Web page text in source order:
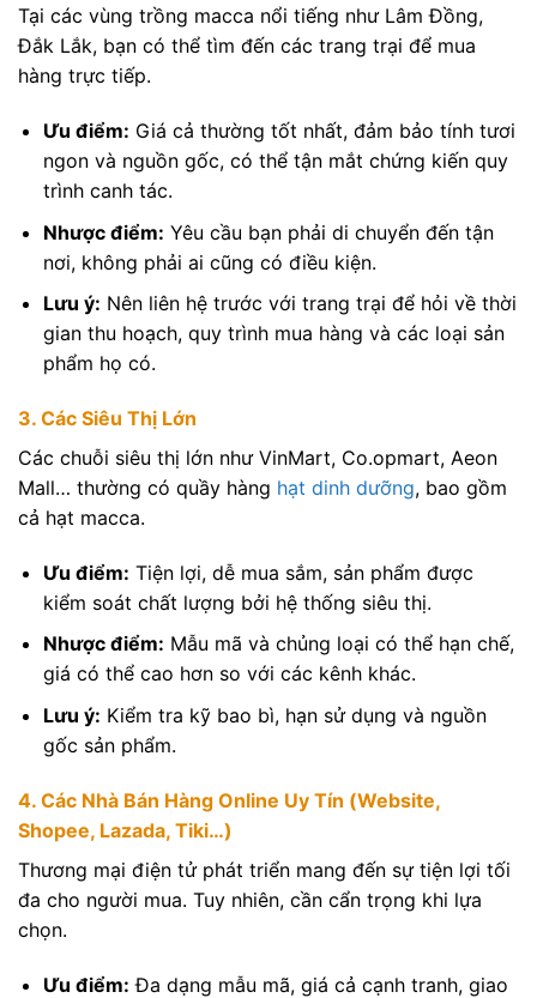
Tại các vùng trồng macca nổi tiếng như Lâm Đồng,
Đắk Lắk, bạn có thể tìm đến các trang trại để mua
hàng trực tiếp.
Ưu điểm: Giá cả thường tốt nhất, đảm bảo tính tươi
ngon và nguồn gốc, có thể tận mắt chứng kiến quy
trình canh tác.
Nhược điểm: Yêu cầu bạn phải di chuyển đến tận
nơi, không phải ai cũng có điều kiện.
Lưu ý: Nên liên hệ trước với trang trại để hỏi về thời
gian thu hoạch, quy trình mua hàng và các loại sản
phẩm họ có.
3. Các Siêu Thị Lớn
Các chuỗi siêu thị lớn như VinMart, Co.opmart, Aeon
Mall… thường có quầy hàng hạt dinh dưỡng, bao gồm
cả hạt macca.
Ưu điểm: Tiện lợi, dễ mua sắm, sản phẩm được
kiểm soát chất lượng bởi hệ thống siêu thị.
Nhược điểm: Mẫu mã và chủng loại có thể hạn chế,
giá có thể cao hơn so với các kênh khác.
Lưu ý: Kiểm tra kỹ bao bì, hạn sử dụng và nguồn
gốc sản phẩm.
4. Các Nhà Bán Hàng Online Uy Tín (Website,
Shopee, Lazada, Tiki…)
Thương mại điện tử phát triển mang đến sự tiện lợi tối
đa cho người mua. Tuy nhiên, cần cẩn trọng khi lựa
chọn.
Ưu điểm: Đa dạng mẫu mã, giá cả cạnh tranh, giao